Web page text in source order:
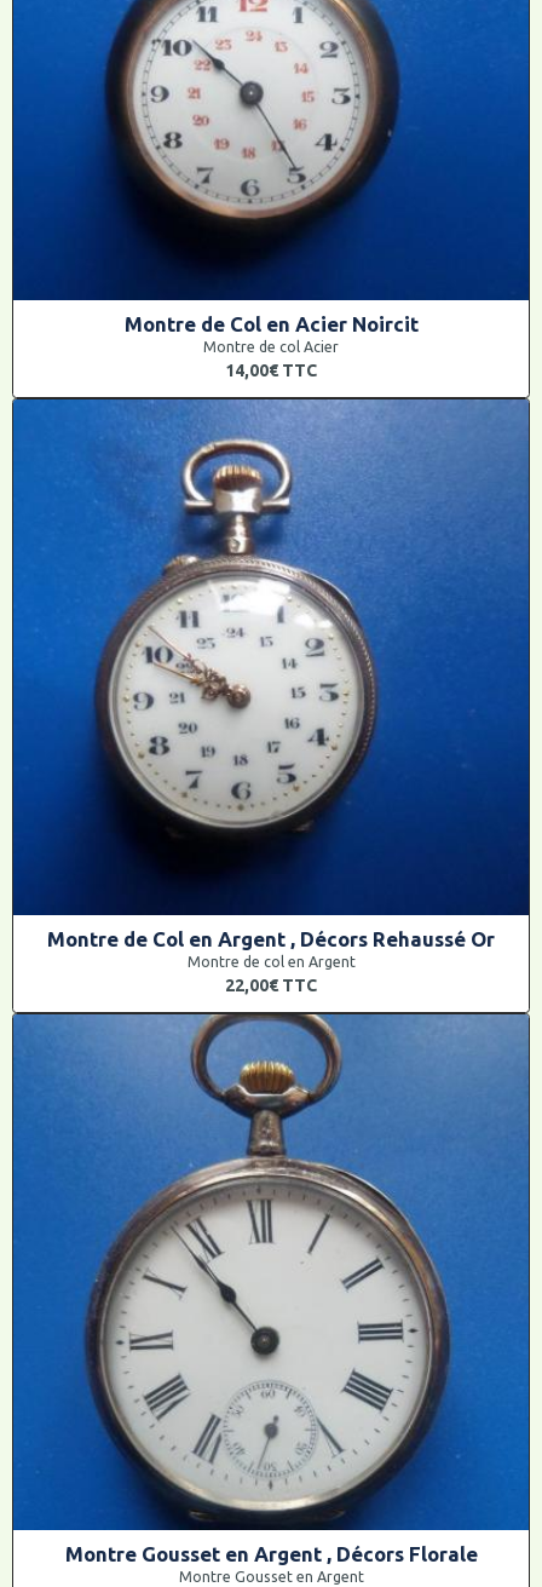
Montre de Col en Acier Noircit
Montre de col Acier
14,00€ TTC
Montre de Col en Argent , Décors Rehaussé Or
Montre de col en Argent
22,00€ TTC
Montre Gousset en Argent , Décors Florale
Montre Gousset en Argent